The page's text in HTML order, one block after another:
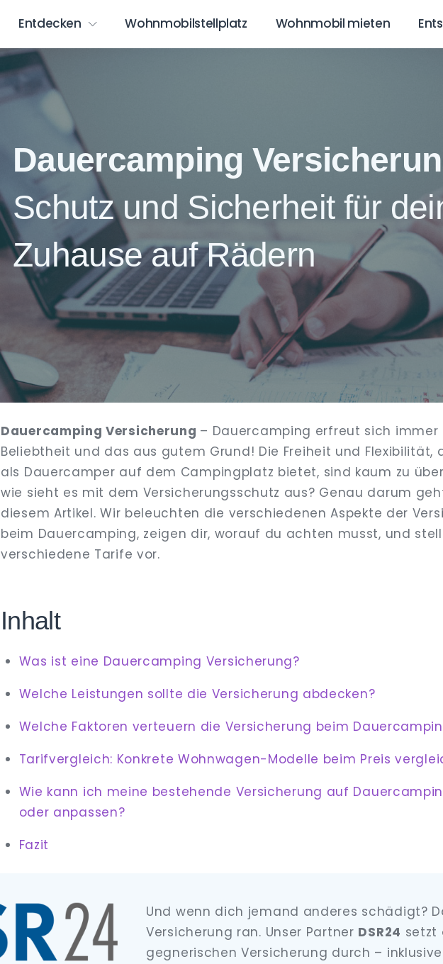
Entdecken Wohnmobilstellplatz Wohnmobil mieten
Dauercamping
Schutz und Sicherheit für
Zuhause auf Rädern
Dauercamping Versicherung – Dauercamping erfreut sich immer
Beliebtheit und das aus gutem Grund! Die Freiheit und Flexibilität,
als Dauercamper auf dem Campingplatz bietet, sind kaum zu
wie sieht es mit dem Versicherungsschutz aus? Genau darum
diesem Artikel. Wir beleuchten die verschiedenen Aspekte der
beim Dauercamping, zeigen dir, worauf du achten musst, und
verschiedene Tarife vor.
Inhalt
Was ist eine Dauercamping Versicherung?
Welche Leistungen sollte die Versicherung abdecken?
Welche Faktoren verteuern die Versicherung beim
Tarifvergleich: Konkrete Wohnwagen-Modelle beim Preis
Wie kann ich meine bestehende Versicherung auf
oder anpassen?
Fazit
Und wenn dich jemand anderes schädigt?
Versicherung ran. Unser Partner DSR24 setzt
gegnerischen Versicherung durch –